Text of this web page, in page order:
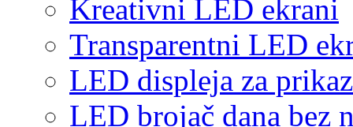
Kreativni LED ekrani
Transparentni LED
LED displeja za
LED brojač dana bez